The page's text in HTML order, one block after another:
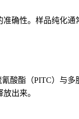
确性。样品纯化
酸酯（PITC）与
出来。